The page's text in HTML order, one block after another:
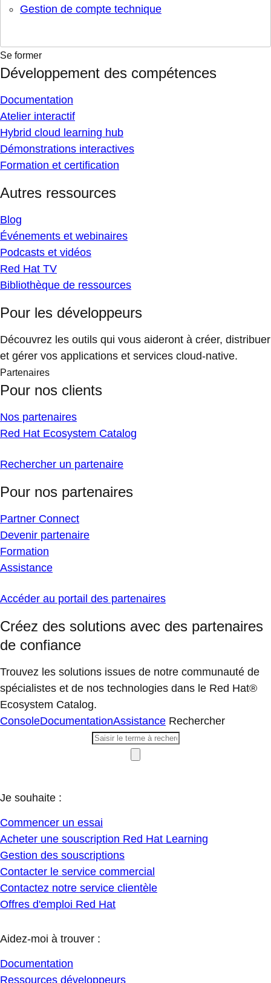
Gestion de compte technique
Se former
Développement des compétences
Documentation
Atelier interactif
Hybrid cloud learning hub
Démonstrations interactives
Formation et certification
Autres ressources
Blog
Événements et webinaires
Podcasts et vidéos
Red Hat TV
Bibliothèque de ressources
Pour les développeurs
Découvrez les outils qui vous aideront à créer, distribuer
et gérer vos applications et services cloud-native.
Partenaires
Pour nos clients
Nos partenaires
Red Hat Ecosystem Catalog
Rechercher un partenaire
Pour nos partenaires
Partner Connect
Devenir partenaire
Formation
Assistance
Accéder au portail des partenaires
Créez des solutions avec des partenaires
de confiance
Trouvez les solutions issues de notre communauté de
spécialistes et de nos technologies dans le Red Hat®
Ecosystem Catalog.
ConsoleDocumentationAssistance Rechercher
Je souhaite :
Commencer un essai
Acheter une souscription Red Hat Learning
Gestion des souscriptions
Contacter le service commercial
Contactez notre service clientèle
Offres d'emploi Red Hat
Aidez-moi à trouver :
Documentation
Ressources développeurs